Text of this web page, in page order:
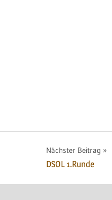
Nächster Beitrag
DSOL 1.Runde